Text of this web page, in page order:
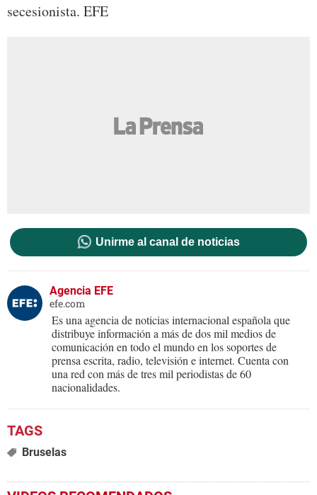
secesionista. EFE
Unirme al canal de noticias
Agencia EFE
efe.com
Es una agencia de noticias internacional española que
distribuye información a más de dos mil medios de
comunicación en todo el mundo en los soportes de
prensa escrita, radio, televisión e internet. Cuenta con
una red con más de tres mil periodistas de 60
nacionalidades.
Bruselas